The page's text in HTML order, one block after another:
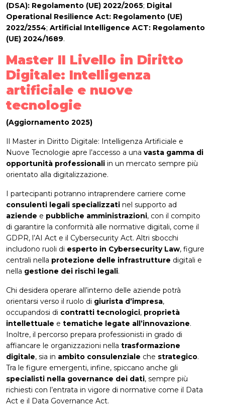
(DSA): Regolamento (UE) 2022/2065; Digital
Operational Resilience Act: Regolamento (UE)
2022/2554; Artificial Intelligence ACT: Regolamento
(UE) 2024/1689.
Master II Livello in Diritto
Digitale: Intelligenza
artificiale e nuove
tecnologie
(Aggiornamento 2025)
Il Master in Diritto Digitale: Intelligenza Artificiale e
Nuove Tecnologie apre l’accesso a una vasta gamma di
opportunità professionali in un mercato sempre più
orientato alla digitalizzazione.
I partecipanti potranno intraprendere carriere come
consulenti legali specializzati nel supporto ad
aziende e pubbliche amministrazioni, con il compito
di garantire la conformità alle normative digitali, come il
GDPR, l’AI Act e il Cybersecurity Act. Altri sbocchi
includono ruoli di esperto in Cybersecurity Law, figure
centrali nella protezione delle infrastrutture digitali e
nella gestione dei rischi legali.
Chi desidera operare all’interno delle aziende potrà
orientarsi verso il ruolo di giurista d’impresa,
occupandosi di contratti tecnologici, proprietà
intellettuale e tematiche legate all’innovazione.
Inoltre, il percorso prepara professionisti in grado di
affiancare le organizzazioni nella trasformazione
digitale, sia in ambito consulenziale che strategico.
Tra le figure emergenti, infine, spiccano anche gli
specialisti nella governance dei dati, sempre più
richiesti con l’entrata in vigore di normative come il Data
Act e il Data Governance Act.